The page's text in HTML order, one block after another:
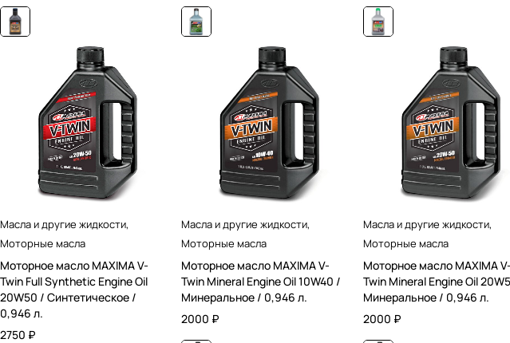
Масла и другие жидкости,
Моторные масла
Моторное масло MAXIMA V-
Twin Full Synthetic Engine Oil
20W50 / Синтетическое /
0,946 л.
2750 ₽
Масла и другие жидкости,
Моторные масла
Моторное масло MAXIMA V-
Twin Mineral Engine Oil 10W40 /
Минеральное / 0,946 л.
2000 ₽
Масла и другие жидкости,
Моторные масла
Моторное масло MAXIMA V-
Twin Mineral Engine Oil
Минеральное / 0,946 л.
2000 ₽